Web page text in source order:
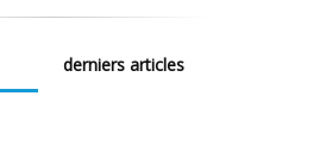
derniers articles